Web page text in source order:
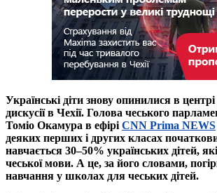
Українські діти знову опинилися в центрі
дискусії в Чехії. Голова чеського
Томіо Окамура в ефірі CNN Prima NEWS
деяких перших і других класах
навчається 30–50% українських дітей,
чеської мови. А це, за його словами,
навчання у школах для чеських дітей.